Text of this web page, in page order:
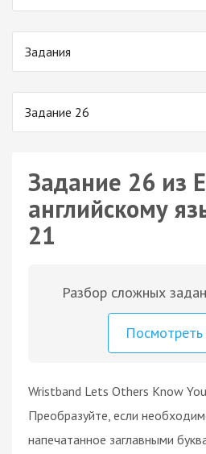
Задания
Задание 26
Задание 26 из
английскому
21
Разбор сложных
Посмотреть
Wristband Lets Others Know
Преобразуйте, если
напечатанное заглавными